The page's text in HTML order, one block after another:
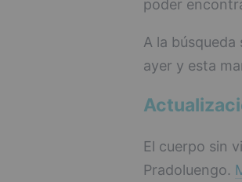
poder
A la búsqueda
ayer y esta
El cuerpo sin
Pradoluengo.